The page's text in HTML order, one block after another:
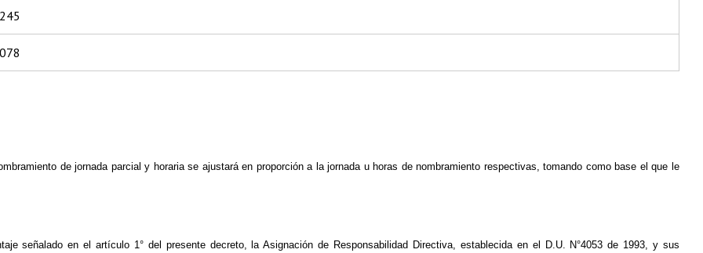
de jornada parcial y horaria se ajustará en proporción a la jornada u horas de nombramiento respec­tivas, tomando como base el que le
señalado en el artículo 1° del presente decreto, la Asignación de Responsabilidad Directiva, establecida en el D.U. N°4053 de 1993, y sus